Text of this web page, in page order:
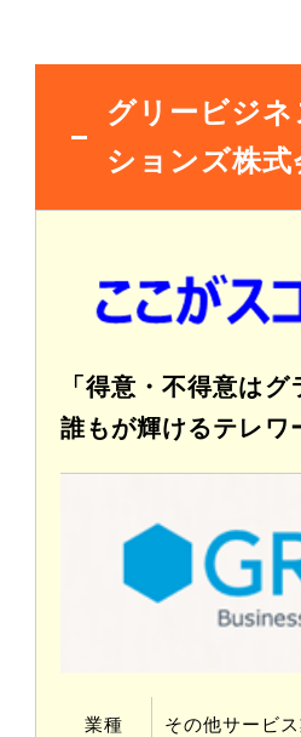
グリービジ
ションズ株式
「得意・不得意はグ
誰もが輝けるテレワ
業種 その他サービ